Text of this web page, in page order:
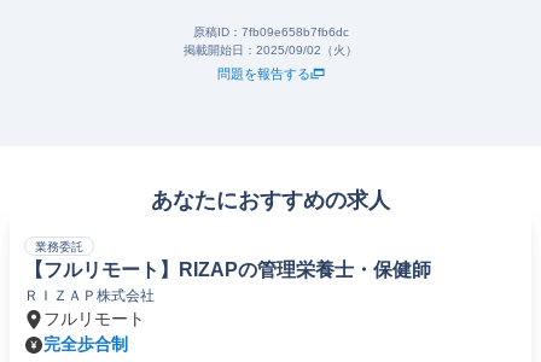
原稿ID： 7fb09e658b7fb6dc
掲載開始日： 2025/09/02（火）
問題を報告する
あなたにおすすめの求人
業務委託
【フルリモート】RIZAPの管理栄養士・保健師
ＲＩＺＡＰ株式会社
フルリモート
完全歩合制